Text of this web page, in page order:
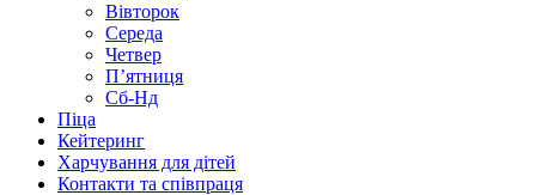
Вівторок
Середа
Четвер
П’ятниця
Сб-Нд
Піца
Кейтеринг
Харчування для дітей
Контакти та співпраця